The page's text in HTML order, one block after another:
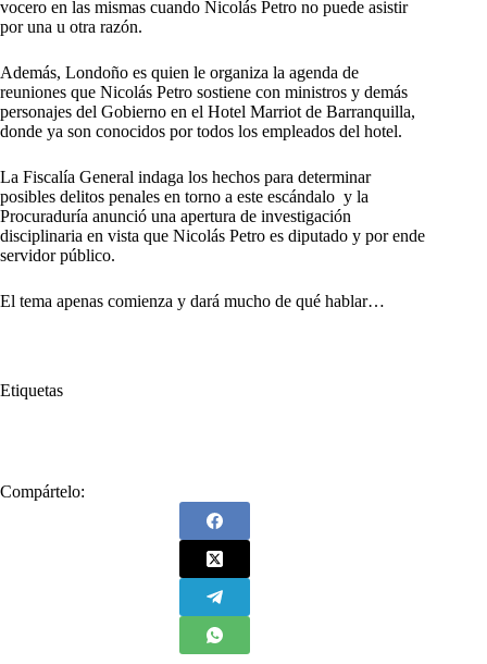
vocero en las mismas cuando Nicolás Petro no puede asistir
por una u otra razón.
Además, Londoño es quien le organiza la agenda de
reuniones que Nicolás Petro sostiene con ministros y demás
personajes del Gobierno en el Hotel Marriot de Barranquilla,
donde ya son conocidos por todos los empleados del hotel.
La Fiscalía General indaga los hechos para determinar
posibles delitos penales en torno a este escándalo y la
Procuraduría anunció una apertura de investigación
disciplinaria en vista que Nicolás Petro es diputado y por ende
servidor público.
El tema apenas comienza y dará mucho de qué hablar…
Etiquetas
Compártelo: